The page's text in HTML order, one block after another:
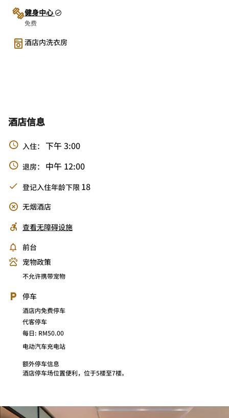
健身中心
免费
酒店内洗衣房
酒店信息
入住： 下午 3:00
退房： 中午 12:00
登记入住年龄下限 18
无烟酒店
查看无障碍设施
前台
宠物政策
不允许携带宠物
停车
酒店内免费停车
代客停车
每日: RM50.00
电动汽车充电站
额外停车信息
酒店停车场位置便利，位于5楼至7楼。